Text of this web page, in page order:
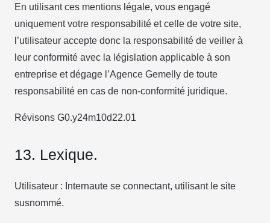
En utilisant ces mentions légale, vous engagé
uniquement votre responsabilité et celle de votre site,
l’utilisateur accepte donc la responsabilité de veiller à
leur conformité avec la législation applicable à son
entreprise et dégage l’Agence Gemelly de toute
responsabilité en cas de non-conformité juridique.
Révisons G0.y24m10d22.01
13. Lexique.
Utilisateur : Internaute se connectant, utilisant le site
susnommé.